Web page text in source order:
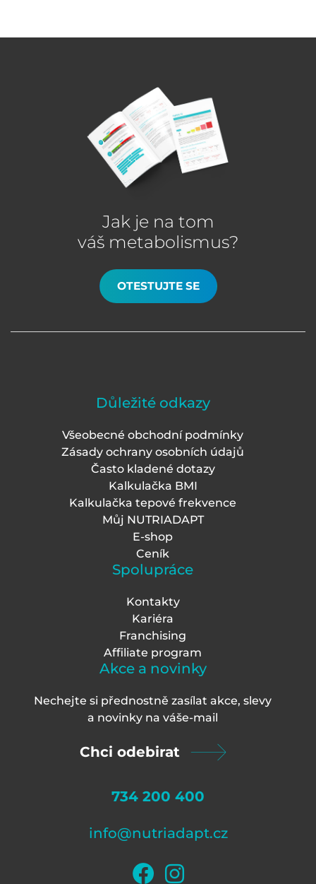
Jak je na tom
váš metabolismus?
OTESTUJTE SE
Důležité odkazy
Všeobecné obchodní podmínky
Zásady ochrany osobních údajů
Často kladené dotazy
Kalkulačka BMI
Kalkulačka tepové frekvence
Můj NUTRIADAPT
E-shop
Ceník
Spolupráce
Kontakty
Kariéra
Franchising
Affiliate program
Akce a novinky
Nechejte si přednostně zasílat akce, slevy
a novinky na váše-mail
Chci odebirat
734 200 400
info@nutriadapt.cz